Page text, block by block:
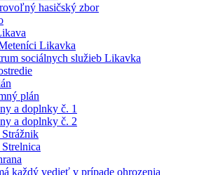
hasičský zbor
Likavka
sociálnych služieb Likavka
plán
a doplnky č. 1
a doplnky č. 2
každý vedieť v prípade ohrozenia